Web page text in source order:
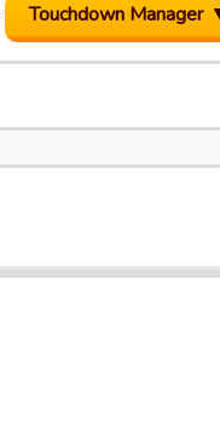
Touchdown Manager